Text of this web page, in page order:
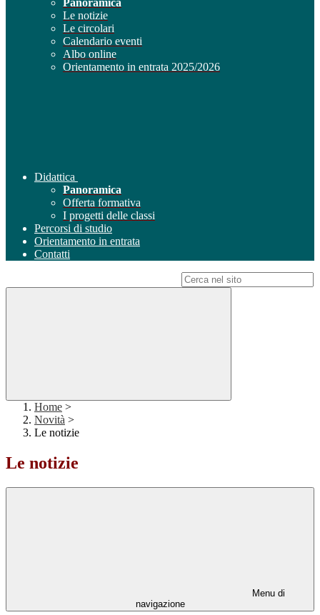
Panoramica
Le notizie
Le circolari
Calendario eventi
Albo online
Orientamento in entrata 2025/2026
Didattica
Panoramica
Offerta formativa
I progetti delle classi
Percorsi di studio
Orientamento in entrata
Contatti
Home >
Novità >
Le notizie
Le notizie
Menu di
navigazione